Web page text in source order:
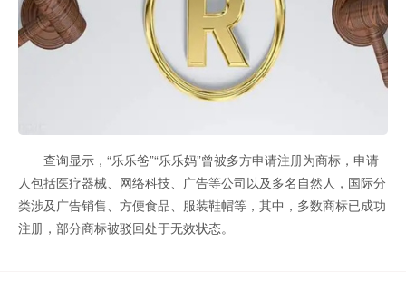
查询显示，“乐乐爸”“乐乐妈”曾被多方申请注册为商标，申请
人包括医疗器械、网络科技、广告等公司以及多名自然人，国际分
类涉及广告销售、方便食品、服装鞋帽等，其中，多数商标已成功
注册，部分商标被驳回处于无效状态。